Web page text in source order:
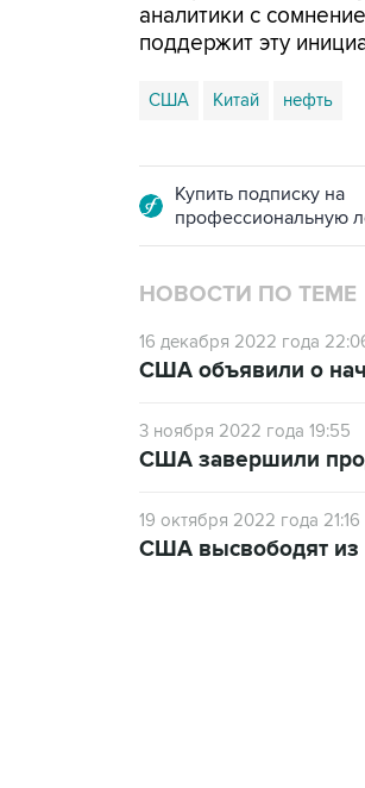
аналитики с
поддержит эту
США Китай нефть
Купить подписку на
профессиональную
НОВОСТИ ПО ТЕМЕ
16 декабря 2022 года
США объявили о
3 ноября 2022 года 19:55
США завершили
19 октября 2022 года 21:16
США высвободят из